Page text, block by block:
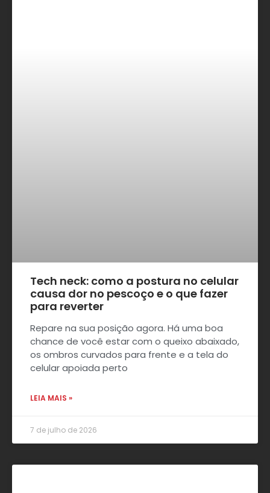
Tech neck: como a postura no celular
causa dor no pescoço e o que fazer
para reverter
Repare na sua posição agora. Há uma boa
chance de você estar com o queixo abaixado,
os ombros curvados para frente e a tela do
celular apoiada perto
LEIA MAIS »
7 de julho de 2026